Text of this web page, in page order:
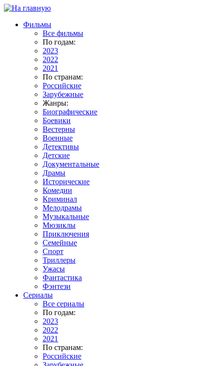
Фильмы
Все фильмы
По годам:
2023
2022
2021
По странам:
Российские
Зарубежные
Жанры:
Биографические
Боевики
Вестерны
Военные
Детективы
Детские
Документальные
Драмы
Исторические
Комедии
Криминал
Мелодрамы
Музыкальные
Мюзиклы
Приключения
Семейные
Спорт
Триллеры
Ужасы
Фантастика
Фэнтези
Сериалы
Все сериалы
По годам:
2023
2022
2021
По странам:
Российские